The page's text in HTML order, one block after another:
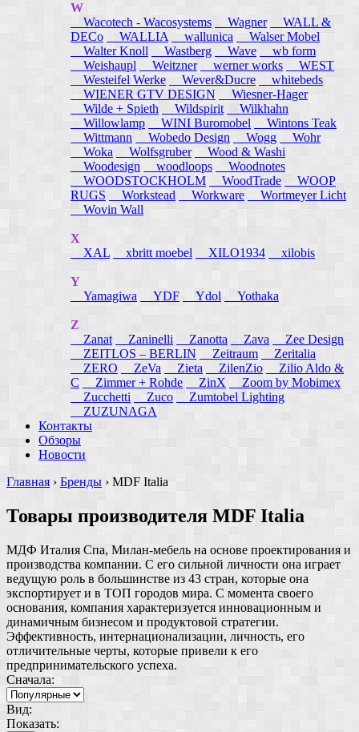
W
Wacotech - Wacosystems
Wagner
WALL &
DECo
WALLIA wallunica
Walser Mobel
Walter Knoll
Wastberg Wave
wb form
Weishaupl
Weitzner werner works
WEST
Westeifel Werke
Wever&Ducre
whitebeds
WIENER GTV DESIGN
Wiesner-Hager
Wilde + Spieth
Wildspirit
Wilkhahn
Willowlamp
WINI Buromobel
Wintons Teak
Wittmann
Wobedo Design Wogg
Wohr
Woka
Wolfsgruber
Wood & Washi
Woodesign
woodloops
Woodnotes
WOODSTOCKHOLM
WoodTrade
WOOP
RUGS
Workstead Workware
Wortmeyer Licht
Wovin Wall
X
XAL
xbritt moebel XILO1934 xilobis
Y
Yamagiwa
YDF Ydol Yothaka
Z
Zanat
Zaninelli Zanotta Zava
Zee Design
ZEITLOS – BERLIN
Zeitraum
Zeritalia
ZERO
ZeVa Zieta ZilenZio
Zilio Aldo &
C
Zimmer + Rohde ZinX
Zoom by Mobimex
Zucchetti
Zuco
Zumtobel Lighting
ZUZUNAGA
Контакты
Обзоры
Новости
Главная › Бренды › MDF Italia
Товары производителя MDF Italia
МДФ Италия Спа, Милан-мебель на основе проектирования и
производства компании. С его сильной личности она играет
ведущую роль в большинстве из 43 стран, которые она
экспортирует и в ТОП городов мира. С момента своего
основания, компания характеризуется инновационным и
динамичным бизнесом и продуктовой стратегии.
Эффективность, интернационализации, личность, его
отличительные черты, которые привели к его
предпринимательского успеха.
Сначала:
Вид:
Показать: